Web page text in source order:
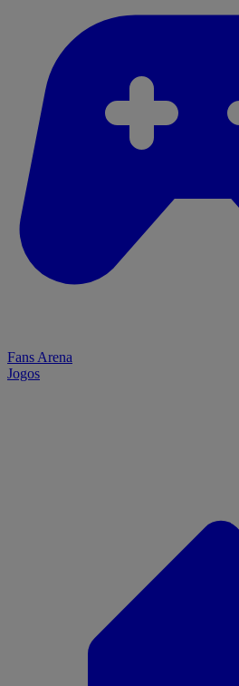
Fans Arena
Jogos